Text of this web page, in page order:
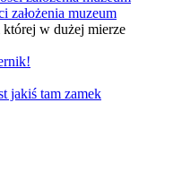
założenia muzeum
której w dużej mierze
jakiś tam zamek